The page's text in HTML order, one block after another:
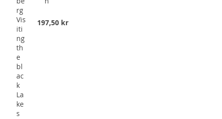
rg
Vis
iti
ng
th
e
bl
ac
k
La
ke
s
197,50 kr